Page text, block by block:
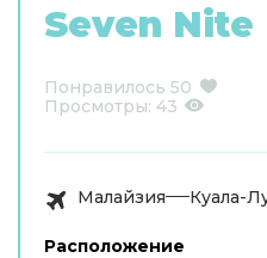
Seven Nite
Понравилось 50
Просмотры: 43
Малайзия Куала-
Расположение